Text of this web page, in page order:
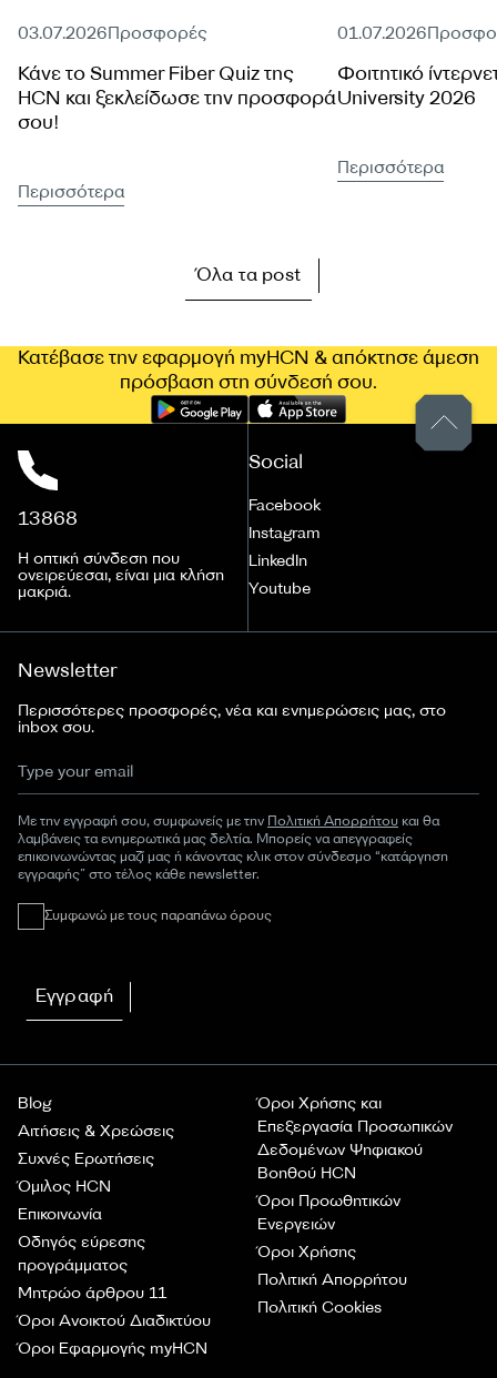
Ενεργή προσφορά
03.07.2026Προσφορές
Κάνε το Summer Fiber Quiz της
HCN και ξεκλείδωσε την προσφορά
σου!
Περισσότερα
Ενεργή προσφορά
01.07.2026
Φοιτητικό
University 2026
Περισσότερα
Όλα τα post
Κατέβασε την εφαρμογή myHCN & απόκτησε άμεση
πρόσβαση στη σύνδεσή σου.
13868
Η οπτική σύνδεση που
ονειρεύεσαι, είναι μια κλήση
μακριά.
Blog
Αιτήσεις & Χρεώσεις
Συχνές Ερωτήσεις
Όμιλος HCN
Επικοινωνία
Οδηγός εύρεσης
προγράμματος
Μητρώο άρθρου 11
Όροι Ανοικτού Διαδικτύου
Όροι Εφαρμογής myHCN
Όροι Χρήσης και
Επεξεργασία Προσωπικών
Δεδομένων Ψηφιακού
Βοηθού HCN
Όροι Προωθητικών
Ενεργειών
Όροι Χρήσης
Πολιτική Απορρήτου
Πολιτική Cookies
Social
Facebook
Instagram
LinkedIn
Youtube
Newsletter
Περισσότερες προσφορές, νέα και ενημερώσεις μας, στο
inbox σου.
Με την εγγραφή σου, συμφωνείς με την Πολιτική Απορρήτου και θα
λαμβάνεις τα ενημερωτικά μας δελτία. Μπορείς να απεγγραφείς
επικοινωνώντας μαζί μας ή κάνοντας κλικ στον σύνδεσμο “κατάργηση
εγγραφής” στο τέλος κάθε newsletter.
Συμφωνώ με τους παραπάνω όρους
Εγγραφή